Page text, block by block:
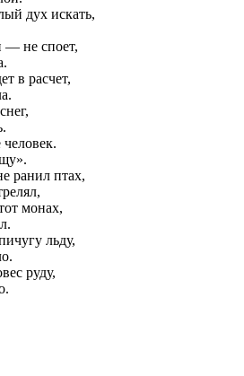
дух искать,
— не споет,
в расчет,
ранил птах,
монах,
льду,
руду,